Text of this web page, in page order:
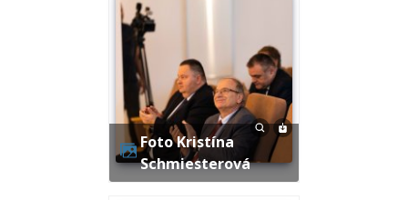
Foto Kristína
Schmiesterová